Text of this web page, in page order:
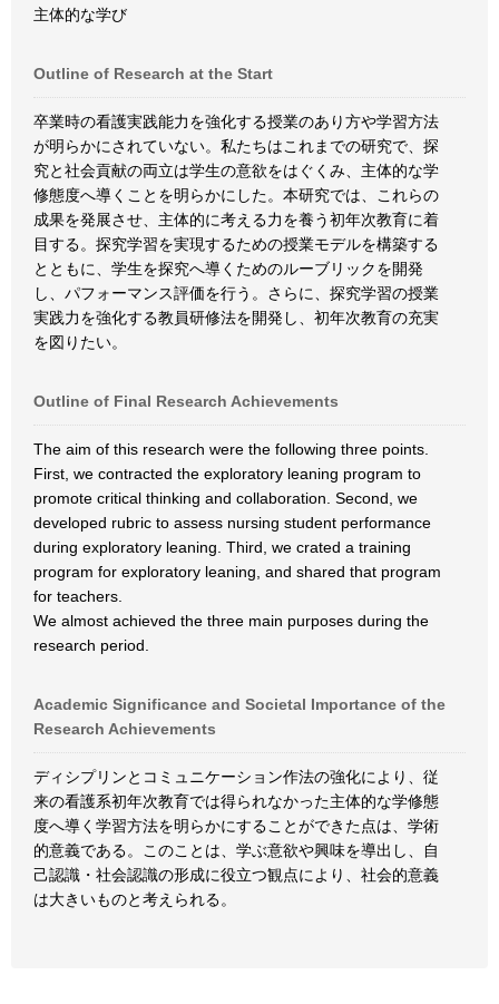
主体的な学び
Outline of Research at the Start
卒業時の看護実践能力を強化する授業のあり方や学習方法
が明らかにされていない。私たちはこれまでの研究で、探
究と社会貢献の両立は学生の意欲をはぐくみ、主体的な学
修態度へ導くことを明らかにした。本研究では、これらの
成果を発展させ、主体的に考える力を養う初年次教育に着
目する。探究学習を実現するための授業モデルを構築する
とともに、学生を探究へ導くためのルーブリックを開発
し、パフォーマンス評価を行う。さらに、探究学習の授業
実践力を強化する教員研修法を開発し、初年次教育の充実
を図りたい。
Outline of Final Research Achievements
The aim of this research were the following three points.
First, we contracted the exploratory leaning program to
promote critical thinking and collaboration. Second, we
developed rubric to assess nursing student performance
during exploratory leaning. Third, we crated a training
program for exploratory leaning, and shared that program
for teachers.
We almost achieved the three main purposes during the
research period.
Academic Significance and Societal Importance of the
Research Achievements
ディシプリンとコミュニケーション作法の強化により、従
来の看護系初年次教育では得られなかった主体的な学修態
度へ導く学習方法を明らかにすることができた点は、学術
的意義である。このことは、学ぶ意欲や興味を導出し、自
己認識・社会認識の形成に役立つ観点により、社会的意義
は大きいものと考えられる。